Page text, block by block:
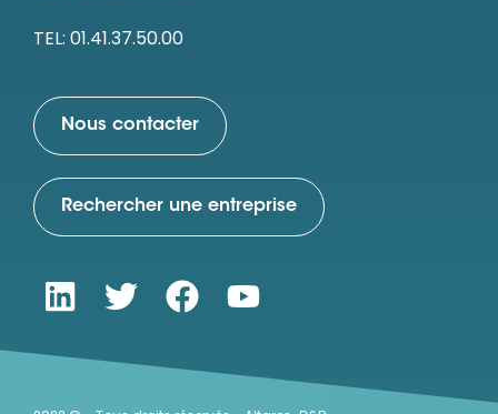
TEL: 01.41.37.50.00
Nous contacter
Rechercher une entreprise